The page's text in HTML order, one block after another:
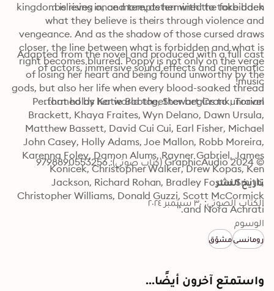
believes in, and tempts her with the forbidden.
closer, the line between what is forbidden and what is
right becomes blurred. Poppy is not only on the verge
of losing her heart and being found unworthy by the
gods, but also her life when every blood-soaked thread
that holds her world together begins to unravel.
Adapted from the novel and produced with a full cast
of actors, immersive sound effects and cinematic
music!
Konicek, Christopher Walker, Drew Kopas, Ken
Christopher Williams, Donald Guzzi, Scott McCormick
and Nora Achrati."
© 2024 GraphicAudio (كتاب صوتي): 9798890553256
تاريخ النشر
الكتاب الصوتي: ٣٠ سبتمبر ٢٠٢٤
الوسوم
رومانسيمشوّق
واستمتع آخرون أيضًا...